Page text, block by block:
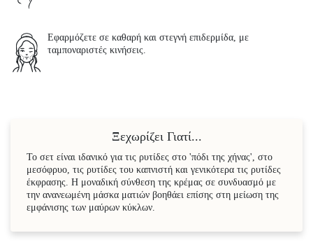
Εφαρμόζετε σε καθαρή και στεγνή επιδερμίδα, με
ταμποναριστές κινήσεις.
Ξεχωρίζει Γιατί...
Το σετ είναι ιδανικό για τις ρυτίδες στο 'πόδι της χήνας', στο
μεσόφρυο, τις ρυτίδες του καπνιστή και γενικότερα τις ρυτίδες
έκφρασης. Η μοναδική σύνθεση της κρέμας σε συνδυασμό με
την ανανεωμένη μάσκα ματιών βοηθάει επίσης στη μείωση της
εμφάνισης των μαύρων κύκλων.